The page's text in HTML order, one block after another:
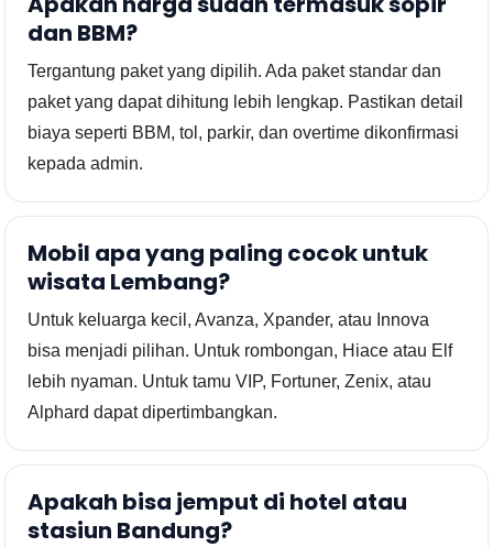
dan BBM?
Tergantung paket yang dipilih. Ada paket standar dan
paket yang dapat dihitung lebih lengkap. Pastikan detail
biaya seperti BBM, tol, parkir, dan overtime dikonfirmasi
kepada admin.
Mobil apa yang paling cocok untuk
wisata Lembang?
Untuk keluarga kecil, Avanza, Xpander, atau Innova
bisa menjadi pilihan. Untuk rombongan, Hiace atau Elf
lebih nyaman. Untuk tamu VIP, Fortuner, Zenix, atau
Alphard dapat dipertimbangkan.
Apakah bisa jemput di hotel atau
stasiun Bandung?